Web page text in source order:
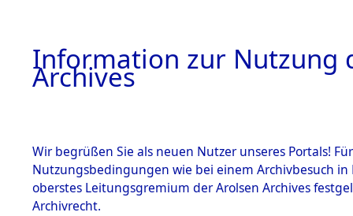
Information zur Nutzung
Archives
Wir begrüßen Sie als neuen Nutzer unseres Portals!
Nutzungsbedingungen wie bei einem Archivbesuch
oberstes Leitungsgremium der Arolsen Archives
Archivrecht.